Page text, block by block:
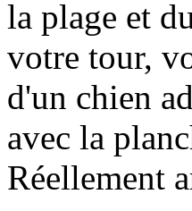
la plage et
votre tour,
d'un chien
avec la
Réellement